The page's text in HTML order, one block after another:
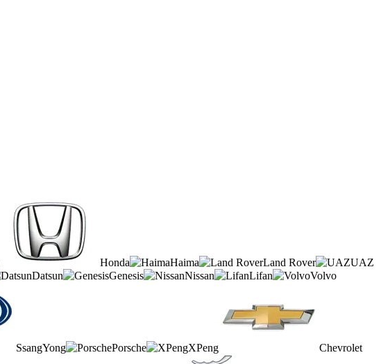
Honda Haima Land Rover
UAZ
Datsun Genesis Nissan Lifan Volvo
SsangYong Porsche XPeng Chevrolet